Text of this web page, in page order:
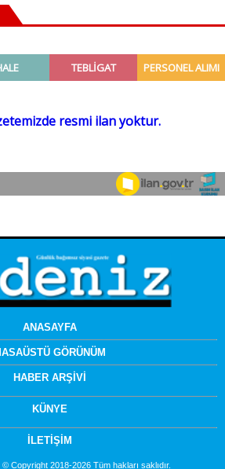
ANASAYFA
GÖRÜNÜM
HABER ARŞİVİ
KÜNYE
İLETİŞİM
Copyright 2018-2026 Tüm hakları saklıdır.